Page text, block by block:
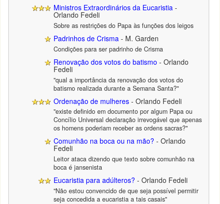
Ministros Extraordinários da Eucaristia -
Orlando Fedeli
Sobre as restrições do Papa às funções dos leigos
Padrinhos de Crisma - M. Garden
Condições para ser padrinho de Crisma
Renovação dos votos do batismo - Orlando
Fedeli
"qual a importância da renovação dos votos do
batismo realizada durante a Semana Santa?"
Ordenação de mulheres - Orlando Fedeli
"existe definido em documento por algum Papa ou
Concílio Universal declaração irrevogável que apenas
os homens poderiam receber as ordens sacras?"
Comunhão na boca ou na mão? - Orlando
Fedeli
Leitor ataca dizendo que texto sobre comunhão na
boca é jansenista
Eucaristia para adúlteros? - Orlando Fedeli
"Não estou convencido de que seja possível permitir
seja concedida a eucaristia a tais casais"